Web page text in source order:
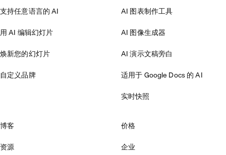
支持任意语言的 AI
用 AI 编辑幻灯片
焕新您的幻灯片
自定义品牌
AI 图表制作工具
AI 图像生成器
AI 演示文稿旁白
适用于 Google Docs 的 AI
实时快照
博客
资源
价格
企业